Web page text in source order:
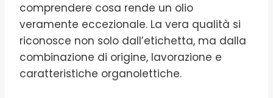
comprendere cosa rende un olio
veramente eccezionale. La vera qualità si
riconosce non solo dall’etichetta, ma dalla
combinazione di origine, lavorazione e
caratteristiche organolettiche.